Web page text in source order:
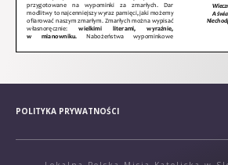
POLITYKA PRYWATNOŚCI